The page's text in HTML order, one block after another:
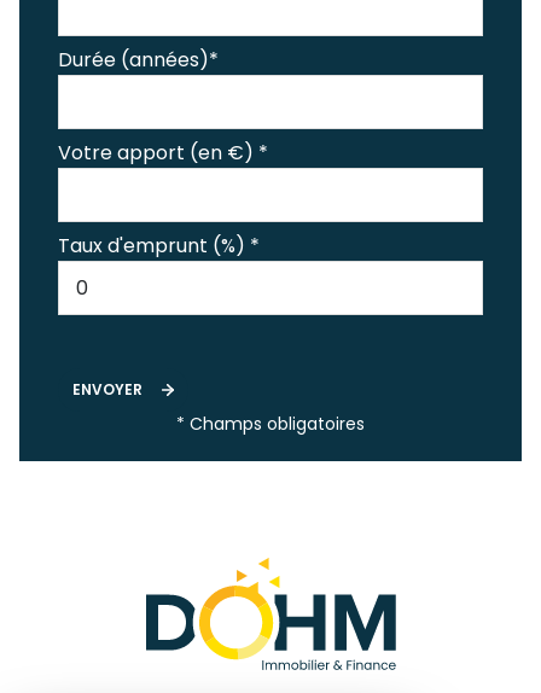
Durée (années)*
Votre apport (en €) *
Taux d'emprunt (%) *
ENVOYER
* Champs obligatoires